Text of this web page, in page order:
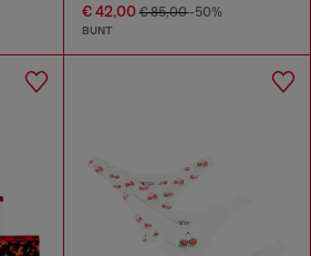
€ 42,00€ 85,00-50%
BUNT